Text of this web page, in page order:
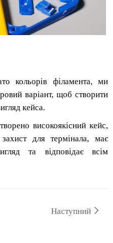
кольорів філамента, ми
варіант, щоб створити
кейса.
високоякісний кейс,
для термінала, має
та відповідає всім
Наступний